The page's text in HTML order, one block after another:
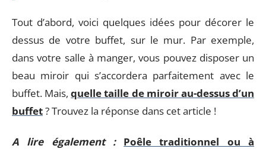
Tout d’abord, voici quelques idées pour décorer le
dessus de votre buffet, sur le mur. Par exemple,
dans votre salle à manger, vous pouvez disposer un
beau miroir qui s’accordera parfaitement avec le
buffet. Mais,quelle taille de miroir au-dessus d’un
buffet? Trouvez la réponse dans cet article !
A lire également :
Poêle traditionnel ou à